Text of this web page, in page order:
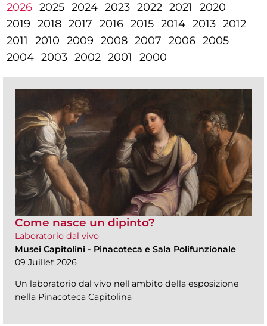
2026 2025 2024 2023 2022 2021
2020
2019 2018 2017 2016 2015 2014 2013 2012
2011
2010 2009 2008 2007 2006 2005
2004 2003 2002 2001 2000
Come nasce un dipinto?
Laboratorio dal vivo
Musei Capitolini - Pinacoteca e Sala Polifunzionale
09 Juillet 2026
Un laboratorio dal vivo nell'ambito della esposizione
nella Pinacoteca Capitolina